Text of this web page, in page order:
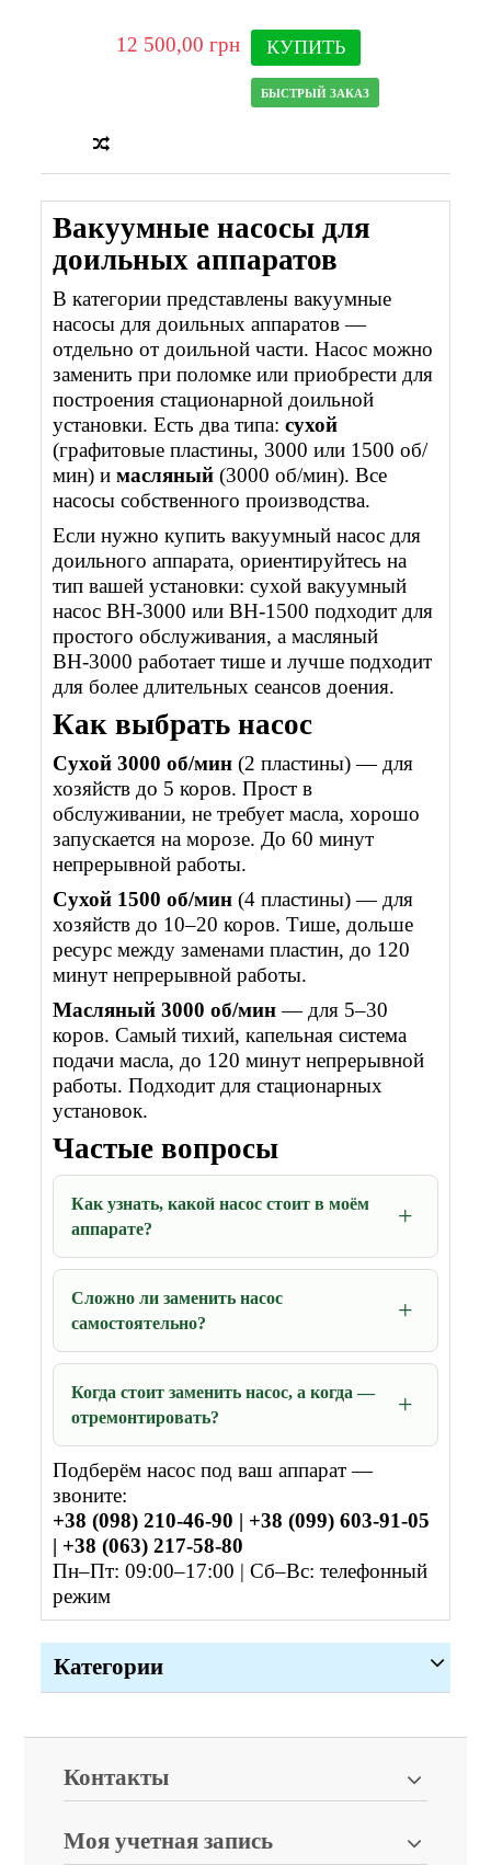
12 500,00 грн КУПИТЬ
БЫСТРЫЙ ЗАКАЗ
Вакуумные насосы для
доильных аппаратов
В категории представлены вакуумные
насосы для доильных аппаратов —
отдельно от доильной части. Насос можно
заменить при поломке или приобрести для
построения стационарной доильной
установки. Есть два типа:сухой
(графитовые пластины, 3000 или 1500 об/
мин) имасляный (3000 об/мин). Все
насосы собственного производства.
Если нужно купить вакуумный насос для
доильного аппарата, ориентируйтесь на
тип вашей установки: сухой вакуумный
насос ВН-3000 или ВН-1500 подходит для
простого обслуживания, а масляный
ВН-3000 работает тише и лучше подходит
для более длительных сеансов доения.
Как выбрать насос
Сухой 3000 об/мин (2 пластины) — для
хозяйств до 5 коров. Прост в
обслуживании, не требует масла, хорошо
запускается на морозе. До 60 минут
непрерывной работы.
Сухой 1500 об/мин (4 пластины) — для
хозяйств до 10–20 коров. Тише, дольше
ресурс между заменами пластин, до 120
минут непрерывной работы.
Масляный 3000 об/мин— для 5–30
коров. Самый тихий, капельная система
подачи масла, до 120 минут непрерывной
работы. Подходит для стационарных
установок.
Частые вопросы
Как узнать, какой насос стоит в моём
аппарате?
Сложно ли заменить насос
самостоятельно?
Когда стоит заменить насос, а когда —
отремонтировать?
Подберём насос под ваш аппарат —
звоните:
+38 (098) 210-46-90 | +38 (099) 603-91-05
| +38 (063) 217-58-80
Пн–Пт: 09:00–17:00 | Сб–Вс: телефонный
режим
Категории
Контакты
Моя учетная запись